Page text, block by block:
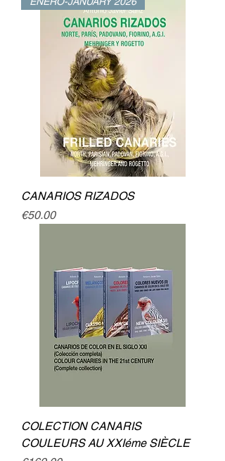
CANARIOS RIZADOS
Price
€50.00
COLECTION CANARIS
COULEURS AU XXIéme SIÈCLE